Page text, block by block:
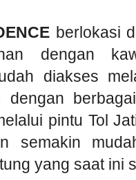
berlokasi
dengan
diakses
dengan
pintu Tol
semakin
yang saat ini